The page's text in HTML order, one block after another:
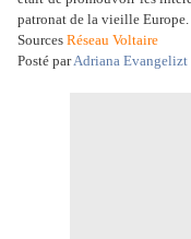
patronat de la vieille Europe.
Sources Réseau Voltaire
Posté parAdriana Evangelizt